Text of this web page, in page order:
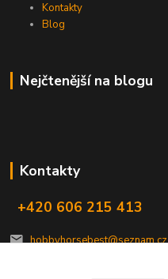
Kontakty
Blog
Nejčtenější na blogu
Kontakty
+420 606 215 413
hobbyhorsebest@seznam.cz